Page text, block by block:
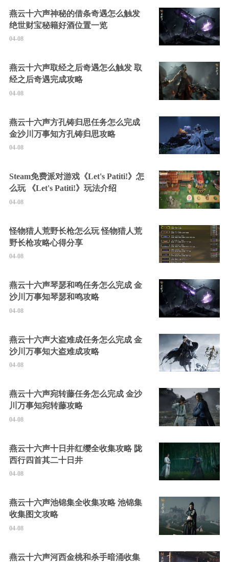
燕云十六声神秘的借条奇遇怎么触发
绝世财宝秘籍好酒位置一览
04-08
燕云十六声取经之后奇遇怎么触发 取
经之后奇遇完成攻略
04-08
燕云十六声方孔铸归思任务怎么完成
金沙川万事知方孔铸归思攻略
04-08
Steam免费派对游戏《Let's Patiti!》怎
么玩 《Let's Patiti!》玩法介绍
04-08
怪物猎人荒野长枪怎么玩 怪物猎人荒
野长枪攻略心得分享
04-08
燕云十六声琴瑟和鸣任务怎么完成 金
沙川万事知琴瑟和鸣攻略
04-08
燕云十六声大盗难成任务怎么完成 金
沙川万事知大盗难成攻略
04-08
燕云十六声宛转藤任务怎么完成 金沙
川万事知宛转藤攻略
04-08
燕云十六声十日井红缨全收集攻略 陇
西行四首其二十日井
04-08
燕云十六声池锦集全收集攻略 池锦集
收集图文攻略
04-08
燕云十六声河西金桃和杀手暗涌收集